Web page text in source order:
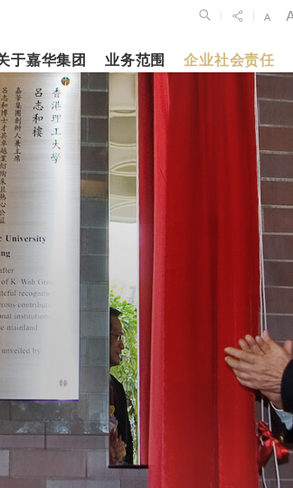
于嘉华集团 业务范围 企业社会责任
日
2025年全年
稳发展